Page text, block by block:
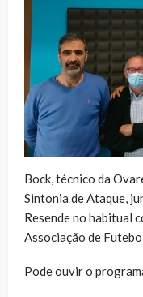
Bock, técnico da
Sintonia de Ataque,
Resende no habitual
Associação de
Pode ouvir o